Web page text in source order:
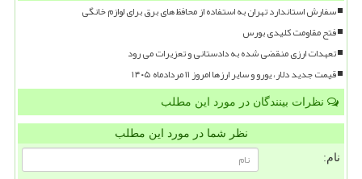
سفارش استاندارد تهران به استفاده از محافظ های برق برای لوازم خانگی
فتح مقاومت کلیدی بورس
تعهدات ارزی منقضی شده به دادستانی و تعزیرات می رود
قیمت جدید دلار، یورو و سایر ارزها امروز ۱۱ مردادماه ۱۴۰۵
نظرات بینندگان در مورد این مطلب
نظر شما در مورد این مطلب
نام: